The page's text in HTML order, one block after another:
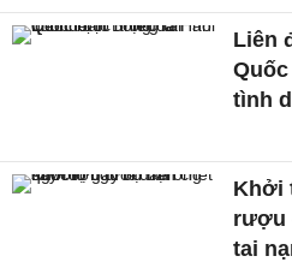
Liên
tình
Khởi
rượu
tai